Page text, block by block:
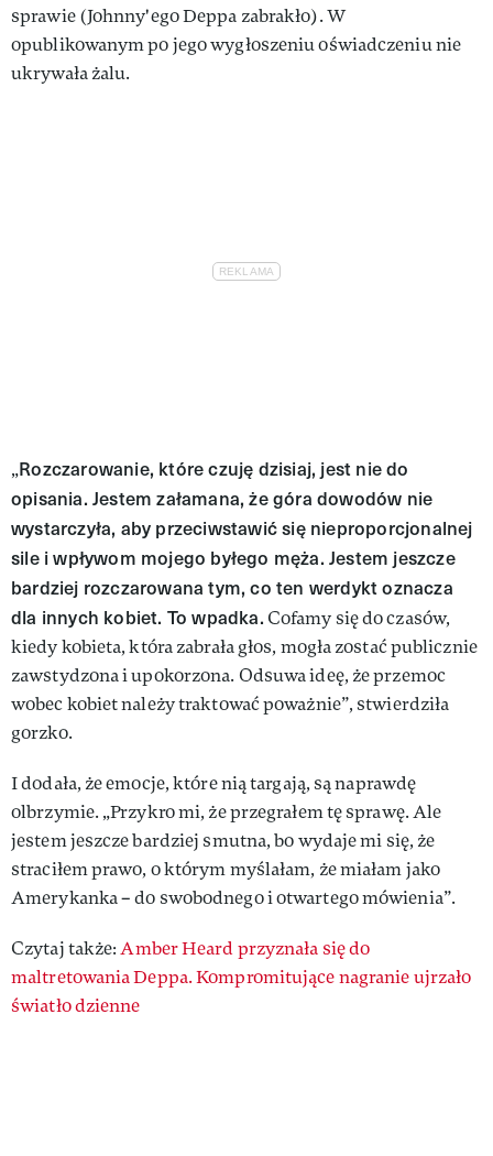
sprawie (Johnny'ego Deppa zabrakło). W
opublikowanym po jego wygłoszeniu oświadczeniu nie
ukrywała żalu.
„Rozczarowanie, które czuję dzisiaj, jest nie do
opisania. Jestem załamana, że góra dowodów nie
wystarczyła, aby przeciwstawić się nieproporcjonalnej
sile i wpływom mojego byłego męża. Jestem jeszcze
bardziej rozczarowana tym, co ten werdykt oznacza
dla innych kobiet. To wpadka. Cofamy się do czasów,
kiedy kobieta, która zabrała głos, mogła zostać publicznie
zawstydzona i upokorzona. Odsuwa ideę, że przemoc
wobec kobiet należy traktować poważnie”, stwierdziła
gorzko.
I dodała, że emocje, które nią targają, są naprawdę
olbrzymie. „Przykro mi, że przegrałem tę sprawę. Ale
jestem jeszcze bardziej smutna, bo wydaje mi się, że
straciłem prawo, o którym myślałam, że miałam jako
Amerykanka – do swobodnego i otwartego mówienia”.
Czytaj także:Amber Heard przyznała się do
maltretowania Deppa. Kompromitujące nagranie ujrzało
światło dzienne